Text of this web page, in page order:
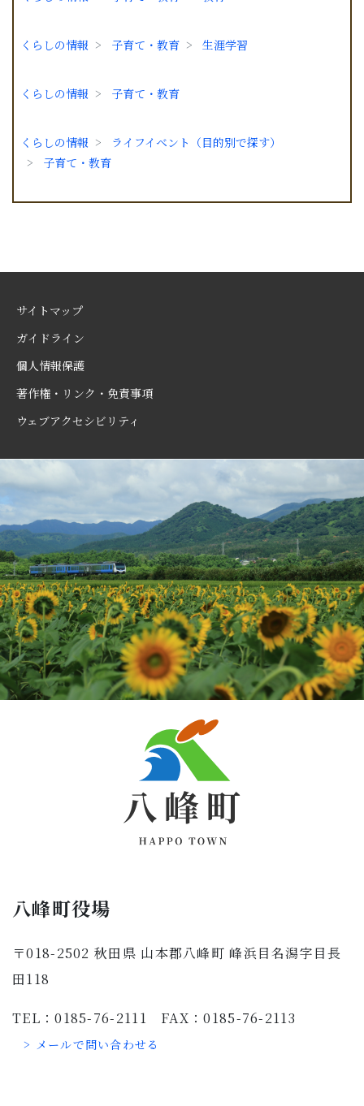
くらしの情報 子育て・教育 生涯学習
くらしの情報 子育て・教育
くらしの情報
ライフイベント（目的別で探す）
子育て・教育
サイトマップ
ガイドライン
個人情報保護
著作権・リンク・免責事項
ウェブアクセシビリティ
八峰町役場
〒018-2502 秋田県 山本郡八峰町 峰浜目名潟字目長
田118
TEL：0185-76-2111 FAX：0185-76-2113
> メールで問い合わせる